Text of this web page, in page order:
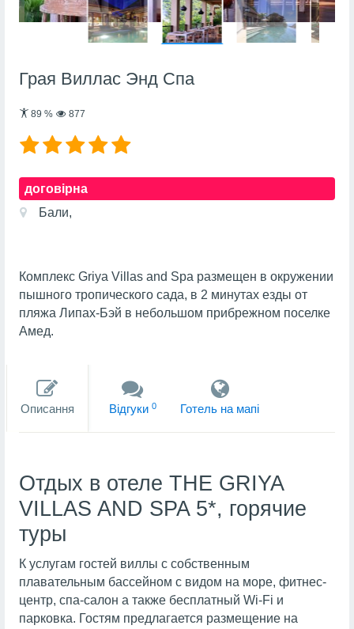
Грая Виллас Энд Спа
89 % 877
договірна
Бали,
Комплекс Griya Villas and Spa размещен в окружении
пышного тропического сада, в 2 минутах езды от
пляжа Липах-Бэй в небольшом прибрежном поселке
Амед.
Описання Вiдгуки 0 Готель на мапi
Отдых в отеле THE GRIYA
VILLAS AND SPA 5*, горячие
туры
К услугам гостей виллы с собственным
плавательным бассейном с видом на море, фитнес-
центр, спа-салон а также бесплатный Wi-Fi и
парковка. Гостям предлагается размещение на